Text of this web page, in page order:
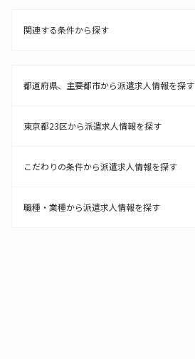
関連する条件から探す
都道府県、主要都市から派遣求人情報を探す
東京都23区から派遣求人情報を探す
こだわりの条件から派遣求人情報を探す
職種・業種から派遣求人情報を探す